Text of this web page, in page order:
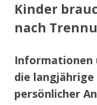
Kinder
nach
Informationen
die
persönlicher